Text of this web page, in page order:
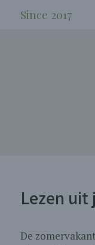
Since 2017
Lezen uit
De